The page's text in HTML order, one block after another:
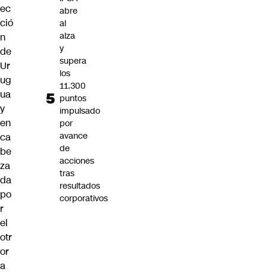
ec
ció
n
de
Ur
ug
ua
y
en
ca
be
za
da
po
r
el
otr
or
a
abre
al
alza
y
supera
los
11.300
puntos
impulsado
por
avance
de
acciones
tras
resultados
corporativos